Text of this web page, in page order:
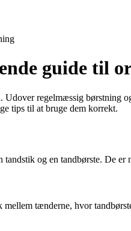
guide til
regelmæssig
tips til at bruge dem korrekt.
og en tandbørste. De
tænderne, hvor